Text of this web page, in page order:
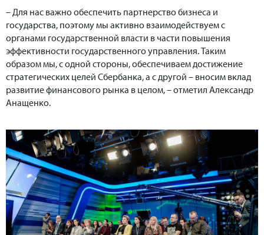
– Для нас важно обеспечить партнерство бизнеса и
государства, поэтому мы активно взаимодействуем с
органами государственной власти в части повышения
эффективности государственного управления. Таким
образом мы, с одной стороны, обеспечиваем достижение
стратегических целей Сбербанка, а с другой – вносим вклад
развитие финансового рынка в целом, – отметил Александр
Анащенко.